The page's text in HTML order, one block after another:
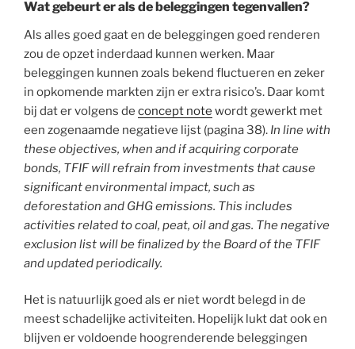
Wat gebeurt er als de beleggingen tegenvallen?
Als alles goed gaat en de beleggingen goed renderen
zou de opzet inderdaad kunnen werken. Maar
beleggingen kunnen zoals bekend fluctueren en zeker
in opkomende markten zijn er extra risico’s. Daar komt
bij dat er volgens de concept note wordt gewerkt met
een zogenaamde negatieve lijst (pagina 38). In line with
these objectives, when and if acquiring corporate
bonds, TFIF will refrain from investments that cause
significant environmental impact, such as
deforestation and GHG emissions. This includes
activities related to coal, peat, oil and gas. The negative
exclusion list will be finalized by the Board of the TFIF
and updated periodically.
Het is natuurlijk goed als er niet wordt belegd in de
meest schadelijke activiteiten. Hopelijk lukt dat ook en
blijven er voldoende hoogrenderende beleggingen